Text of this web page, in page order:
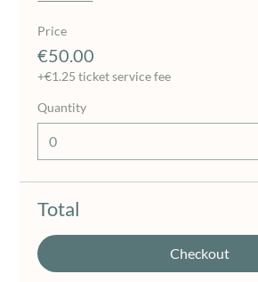
Price
€50.00
+€1.25 ticket service fee
Quantity
Total
Checkout